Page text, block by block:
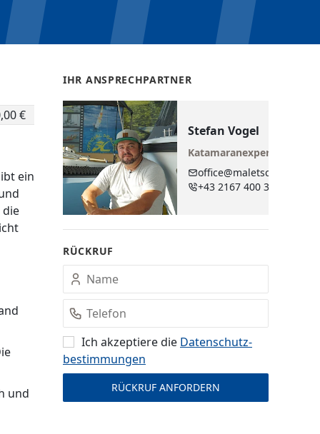
€
ein
die
und
IHR ANSPRECHPARTNER
Stefan Vogel
Katamaranexperte
+43 2167 400 38
RÜCKRUF
Ich akzeptiere die Datenschutz­
bestimmungen